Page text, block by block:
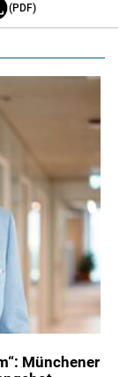
(PDF)
Münchener